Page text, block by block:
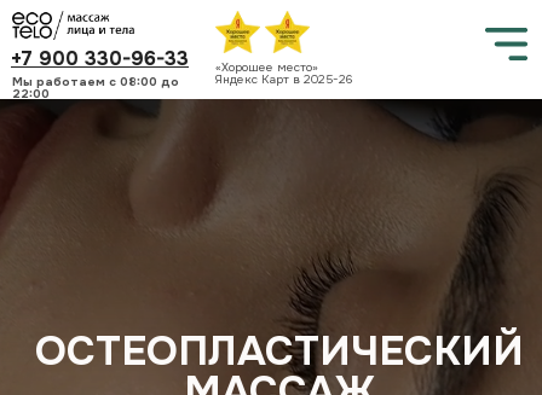
Мы работаем c 08:00 до
22:00
+7 900 330-96-33 «Хорошее место»
Яндекс Карт в 2025-26
ОСТЕОПЛАСТИЧЕСКИЙ
В ECO TELO
Особый подход